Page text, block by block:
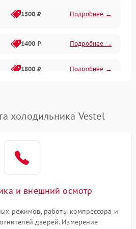
1500 ₽ Подробнее →
1400 ₽ Подробнее →
1800 ₽ Подробнее →
2600 ₽ Подробнее →
2000 ₽ Подробнее →
холодильника Vestel
и внешний осмотр
режимов, работы компрессора и
дверей. Измерение